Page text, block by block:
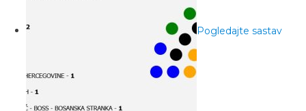
Pogledajte sastav